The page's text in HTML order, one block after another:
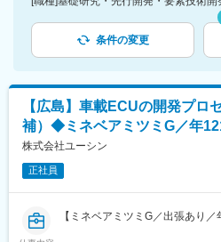
条件の変更
【広島】車載ECUの開発プロ
補）◆ミネベアミツミG／年
株式会社ユーシン
正社員
【ミネベアミツミG／出張あり